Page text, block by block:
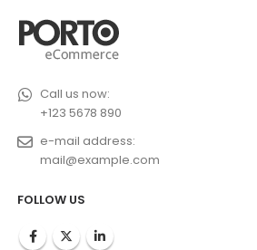
Call us now:
+123 5678 890
e-mail address:
mail@example.com
FOLLOW US